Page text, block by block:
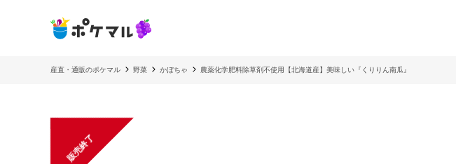
産直・通販のポケマル 野菜 かぼちゃ 農薬化学肥料除草剤不使用【北海道産】美味しい『くりりん南瓜』
販売終了